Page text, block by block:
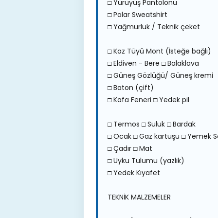
□ Yürüyüş Pantolonu
□ Polar Sweatshirt
□ Yağmurluk / Teknik çeket
□ Kaz Tüyü Mont (İsteğe bağlı)
□ Eldiven - Bere □ Balaklava
□ Güneş Gözlüğü/ Güneş kremi
□ Baton (çift)
□ Kafa Feneri □ Yedek pil
□ Termos □ Suluk □ Bardak
□ Ocak □ Gaz kartuşu □ Yemek
□ Çadır □ Mat
□ Uyku Tulumu (yazlık)
□ Yedek Kıyafet
TEKNİK MALZEMELER